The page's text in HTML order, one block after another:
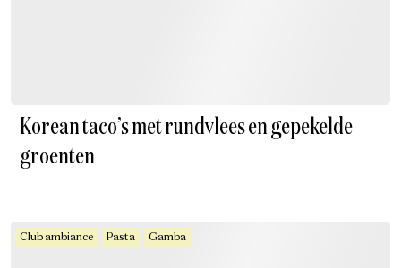
Korean taco’s met rundvlees en gepekelde
groenten
Club ambiance Pasta Gamba